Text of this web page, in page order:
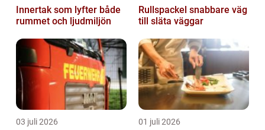
Innertak som lyfter både
rummet och ljudmiljön
Rullspackel snabbare väg
till släta väggar
03 juli 2026 01 juli 2026